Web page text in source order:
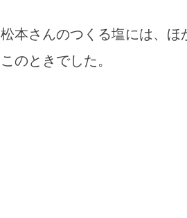
松本さんのつくる塩には、ほ
このときでした。